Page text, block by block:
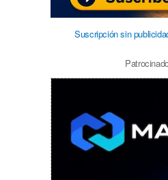
Suscripción sin